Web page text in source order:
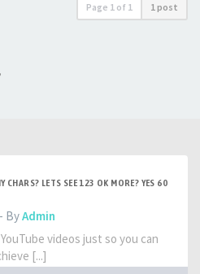
Page 1 of 1 1 post
CHARS? LETS SEE 123 OK MORE? YES 60
- ByAdmin
videos just so you can
[...]